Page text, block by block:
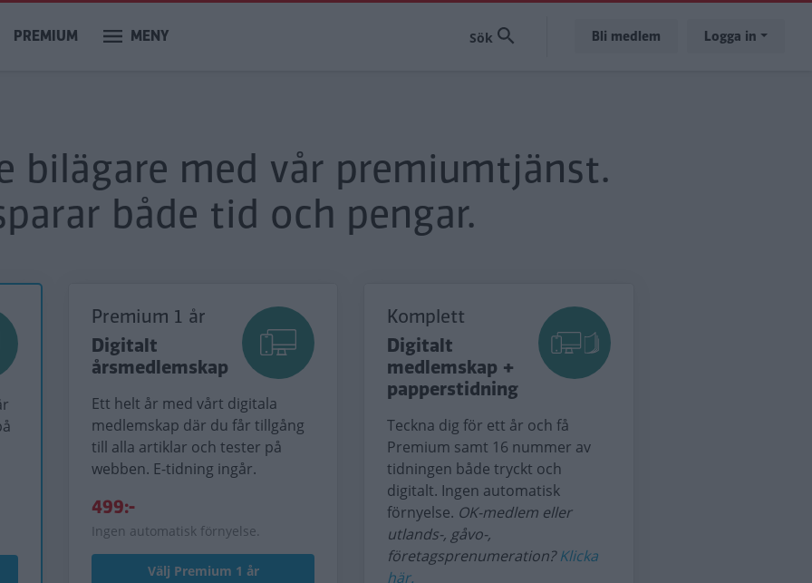
PREMIUM MENY Bli medlem Logga in
bilägare med vår premiumtjänst.
både tid och pengar.
Premium 1 år
Digitalt
årsmedlemskap
Ett helt år med vårt digitala
medlemskap där du får tillgång
till alla artiklar och tester på
webben. E-tidning ingår.
499:-
Ingen automatisk förnyelse.
Välj Premium 1 år
Komplett
Digitalt
medlemskap +
papperstidning
Teckna dig för ett år och få
Premium samt 16 nummer av
tidningen både tryckt och
digitalt. Ingen automatisk
förnyelse. OK-medlem eller
utlands-, gåvo-,
företagsprenumeration?Klicka
här.